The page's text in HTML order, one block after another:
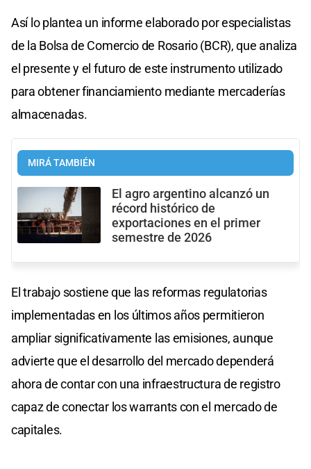
Así lo plantea un informe elaborado por especialistas
de la Bolsa de Comercio de Rosario (BCR), que analiza
el presente y el futuro de este instrumento utilizado
para obtener financiamiento mediante mercaderías
almacenadas.
MIRÁ TAMBIÉN
El agro argentino alcanzó un
récord histórico de
exportaciones en el primer
semestre de 2026
El trabajo sostiene que las reformas regulatorias
implementadas en los últimos años permitieron
ampliar significativamente las emisiones, aunque
advierte que el desarrollo del mercado dependerá
ahora de contar con una infraestructura de registro
capaz de conectar los warrants con el mercado de
capitales.